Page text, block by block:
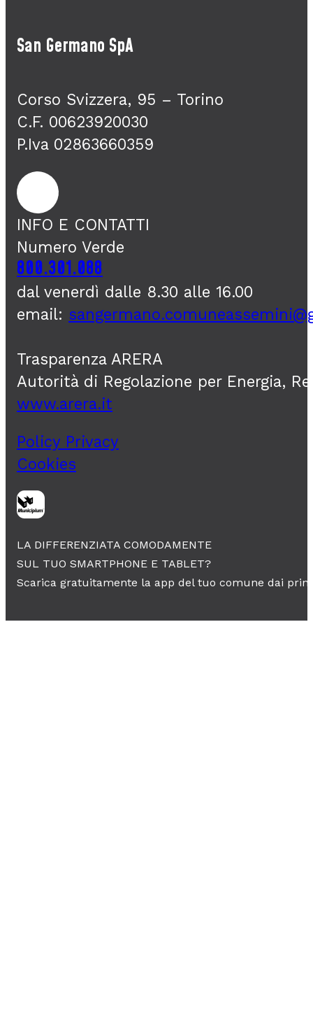
San Germano SpA
Corso Svizzera, 95 – Torino
C.F. 00623920030
P.Iva 02863660359
INFO E CONTATTI
Numero Verde
800.301.088
dal venerdì dalle 8.30 alle 16.00
email:
Trasparenza ARERA
Autorità di Regolazione per Energia,
www.arera.it
Policy Privacy
Cookies
LA DIFFERENZIATA COMODAMENTE
SUL TUO SMARTPHONE E TABLET?
Scarica gratuitamente la app del tuo comune dai